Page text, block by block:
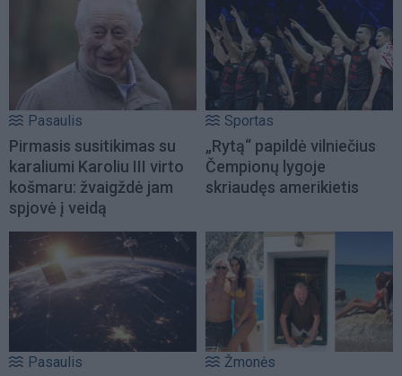
Pasaulis
Pirmasis susitikimas su
karaliumi Karoliu III virto
košmaru: žvaigždė jam
spjovė į veidą
Sportas
„Rytą“ papildė vilniečius
Čempionų lygoje
skriaudęs amerikietis
Pasaulis Žmonės